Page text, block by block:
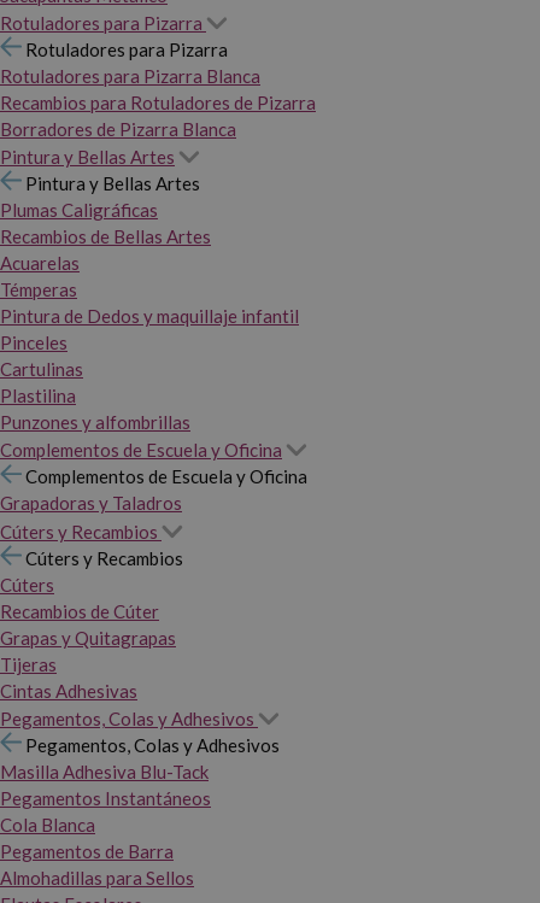
Rotuladores para Pizarra
Rotuladores para Pizarra
Rotuladores para Pizarra Blanca
Recambios para Rotuladores de Pizarra
Borradores de Pizarra Blanca
Pintura y Bellas Artes
Pintura y Bellas Artes
Plumas Caligráficas
Recambios de Bellas Artes
Acuarelas
Témperas
Pintura de Dedos y maquillaje infantil
Pinceles
Cartulinas
Plastilina
Punzones y alfombrillas
Complementos de Escuela y Oficina
Complementos de Escuela y Oficina
Grapadoras y Taladros
Cúters y Recambios
Cúters y Recambios
Cúters
Recambios de Cúter
Grapas y Quitagrapas
Tijeras
Cintas Adhesivas
Pegamentos, Colas y Adhesivos
Pegamentos, Colas y Adhesivos
Masilla Adhesiva Blu-Tack
Pegamentos Instantáneos
Cola Blanca
Pegamentos de Barra
Almohadillas para Sellos